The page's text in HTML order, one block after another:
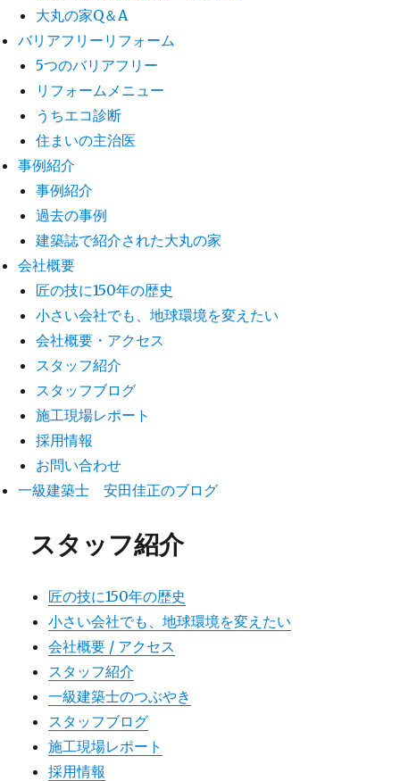
大丸の家Q＆A
バリアフリーリフォーム
5つのバリアフリー
リフォームメニュー
うちエコ診断
住まいの主治医
事例紹介
事例紹介
過去の事例
建築誌で紹介された大丸の家
会社概要
匠の技に150年の歴史
小さい会社でも、地球環境を変えたい
会社概要・アクセス
スタッフ紹介
スタッフブログ
施工現場レポート
採用情報
お問い合わせ
一級建築士 安田佳正のブログ
スタッフ紹介
匠の技に150年の歴史
小さい会社でも、地球環境を変えたい
会社概要 / アクセス
スタッフ紹介
一級建築士のつぶやき
スタッフブログ
施工現場レポート
採用情報